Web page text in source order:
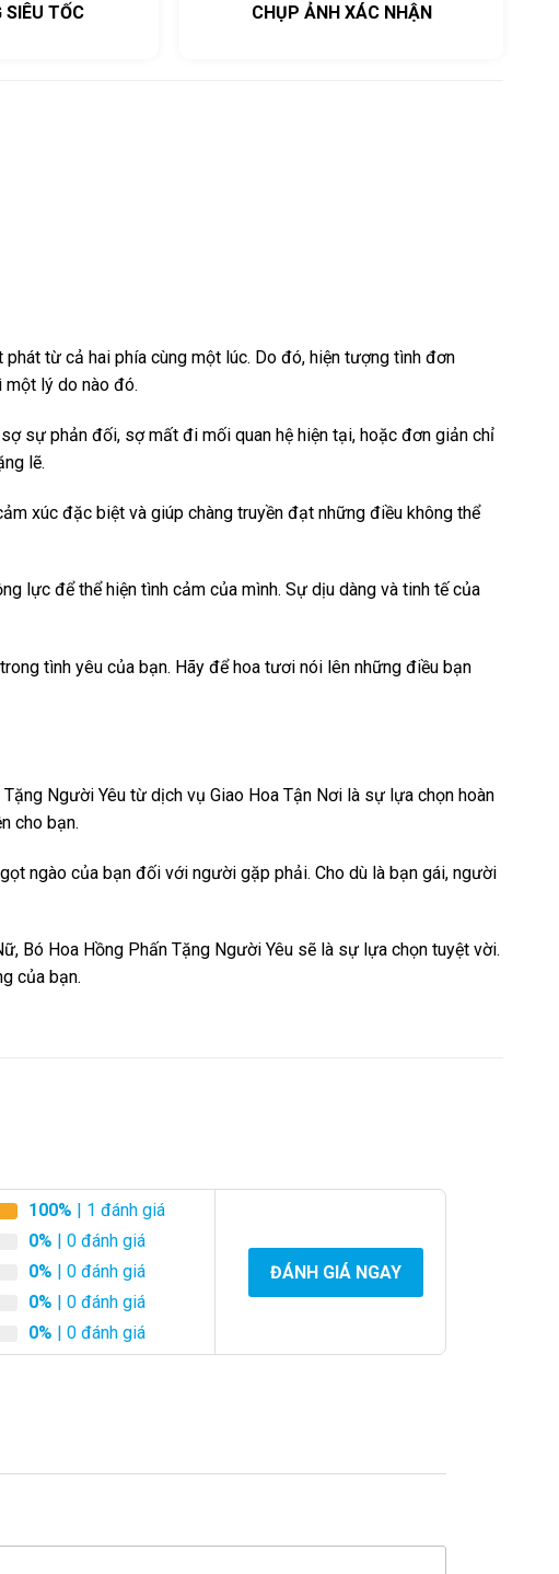
SIÊU TỐC CHỤP ẢNH XÁC NHẬN
từ cả hai phía cùng một lúc. Do đó, hiện tượng tình đơn
một lý do nào đó.
sự phản đối, sợ mất đi mối quan hệ hiện tại, hoặc đơn giản chỉ
lẽ.
xúc đặc biệt và giúp chàng truyền đạt những điều không thể
lực để thể hiện tình cảm của mình. Sự dịu dàng và tinh tế của
tình yêu của bạn. Hãy để hoa tươi nói lên những điều bạn
Người Yêu từ dịch vụ Giao Hoa Tận Nơi là sự lựa chọn hoàn
cho bạn.
ngào của bạn đối với người gặp phải. Cho dù là bạn gái, người
Bó Hoa Hồng Phấn Tặng Người Yêu sẽ là sự lựa chọn tuyệt vời.
của bạn.
100% | 1 đánh giá
0% | 0 đánh giá
0% | 0 đánh giá
0% | 0 đánh giá
0% | 0 đánh giá
ĐÁNH GIÁ NGAY